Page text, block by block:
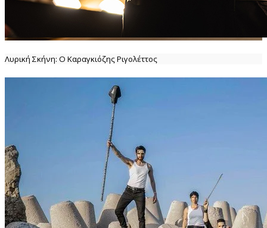
Λυρική Σκήνη: Ο Καραγκιόζης Ριγολέττος